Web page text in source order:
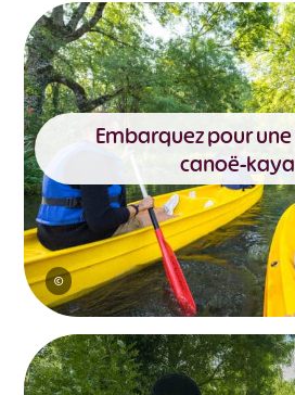
©
Embarquez pour
canoë-
#